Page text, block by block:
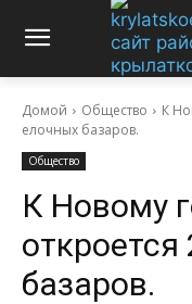
Домой Общество
К
елочных базаров.
Общество
К Новому
базаров.